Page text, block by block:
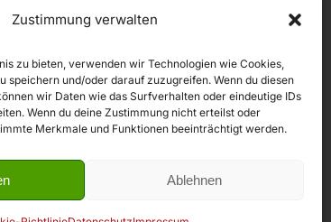
Zustimmung verwalten
zu bieten, verwenden wir Technologien wie Cookies,
speichern und/oder darauf zuzugreifen. Wenn du diesen
wir Daten wie das Surfverhalten oder eindeutige IDs
Wenn du deine Zustimmung nicht erteilst oder
Merkmale und Funktionen beeinträchtigt werden.
Ablehnen
Sonn- und Feiertage geschlossen.
© 2026 Kristallkeller.at